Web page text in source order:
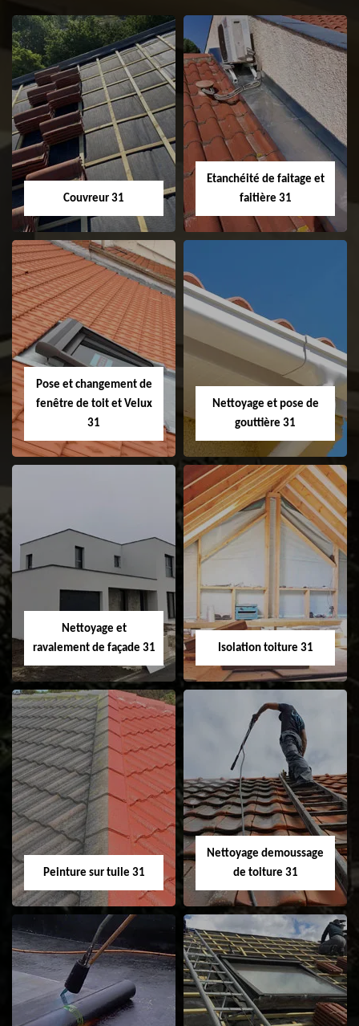
Couvreur 31
Couvreur 31
Etanchéité de faitage et
faitière 31
Etanchéité de
faitage et faitière
31
Pose et changement de
fenêtre de toit et Velux
31
Pose et
changement de
fenêtre de toit et
Velux 31
Nettoyage et pose de
gouttière 31
Nettoyage et pose
Nettoyage et
ravalement de façade 31
Nettoyage et
ravalement de
façade 31
Isolation toiture 31
Isolation toiture 31
Peinture sur tuile 31
Peinture sur tuile
31
Nettoyage demoussage
de toiture 31
Nettoyage
demoussage de